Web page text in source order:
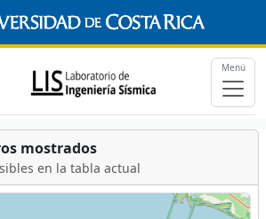
Menú
mostrados
en la tabla actual